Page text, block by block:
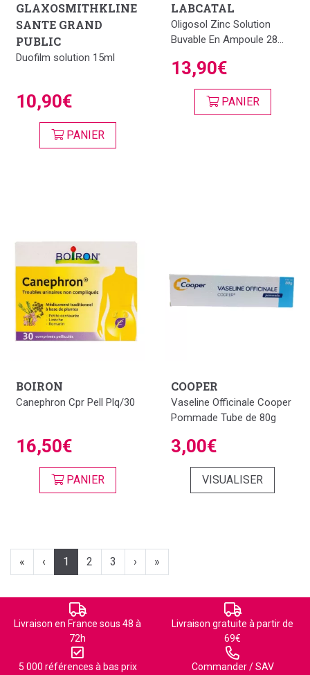
GLAXOSMITHKLINE
SANTE GRAND
PUBLIC
Duofilm solution 15ml
10,90€
PANIER
LABCATAL
Oligosol Zinc Solution
Buvable En Ampoule 28...
13,90€
PANIER
BOIRON
Canephron Cpr Pell Plq/30
16,50€
PANIER
COOPER
Vaseline Officinale Cooper
Pommade Tube de 80g
3,00€
VISUALISER
« ‹ 1 2 3 › »
Livraison en France sous 48 à
72h
Livraison gratuite à partir de
69€
5 000 références à bas prix
Commander / SAV